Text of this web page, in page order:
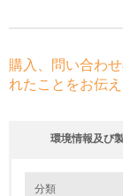
購入、問い合わ
れたことをお伝え
環境情報及び
分類